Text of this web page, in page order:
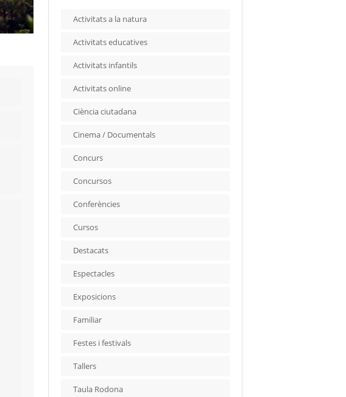
Activitats a la natura
Activitats educatives
Activitats infantils
Activitats online
Ciència ciutadana
Cinema / Documentals
Concurs
Concursos
Conferències
Cursos
Destacats
Espectacles
Exposicions
Familiar
Festes i festivals
Tallers
Taula Rodona